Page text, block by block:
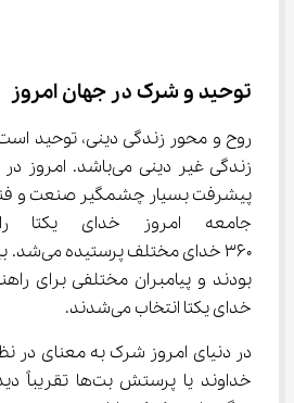
توحید و شرک در جهان امروز
روح و محور زندگی دینی، توحید
زندگی غیر دینی
۳۶۰ خدای
خدای یکتا انتخاب می‌شدند.
در دنیای امروز شرک به معنای در